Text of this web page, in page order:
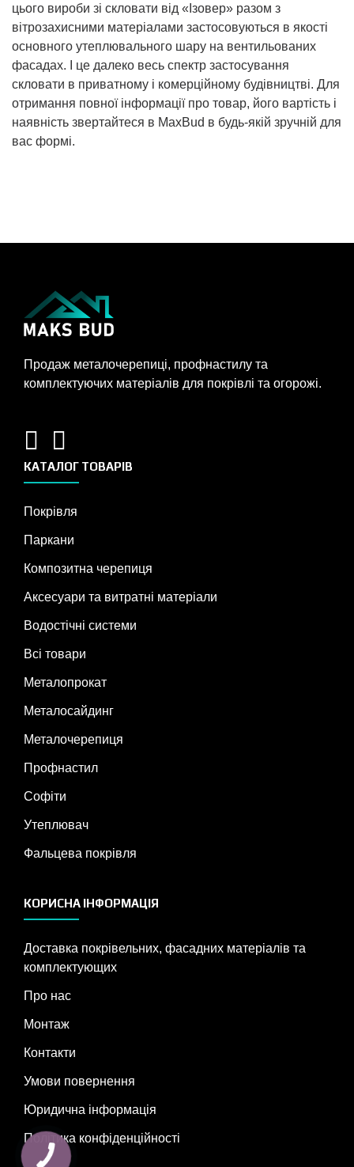
цього вироби зі скловати від «Ізовер» разом з
вітрозахисними матеріалами застосовуються в якості
основного утеплювального шару на вентильованих
фасадах. І це далеко весь спектр застосування
скловати в приватному і комерційному будівництві. Для
отримання повної інформації про товар, його вартість і
наявність звертайтеся в MaxBud в будь-якій зручній для
вас формі.
Продаж металочерепиці, профнастилу та
комплектуючих матеріалів для покрівлі та огорожі.
КАТАЛОГ ТОВАРІВ
Покрівля
Паркани
Композитна черепиця
Аксесуари та витратні матеріали
Водостічні системи
Всі товари
Металопрокат
Металосайдинг
Металочерепиця
Профнастил
Софіти
Утеплювач
Фальцева покрівля
КОРИСНА ІНФОРМАЦІЯ
Доставка покрівельних, фасадних матеріалів та
комплектующих
Про нас
Монтаж
Контакти
Умови повернення
Юридична інформація
Політика конфіденційності
КНОПКА
ЗВ'ЯЗКУ